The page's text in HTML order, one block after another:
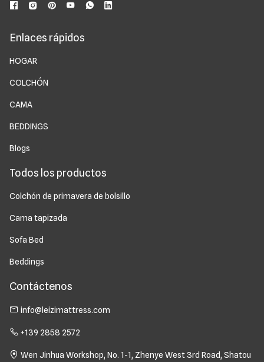
Enlaces rápidos
HOGAR
COLCHÓN
CAMA
BEDDINGS
Blogs
Todos los productos
Colchón de primavera de bolsillo
Cama tapizada
Sofa Bed
Beddings
Contáctenos
info@leizimattress.com
+139 2858 2572
Wen Jinhua Workshop, No. 1-1, Zhenye West 3rd Road, Shatou